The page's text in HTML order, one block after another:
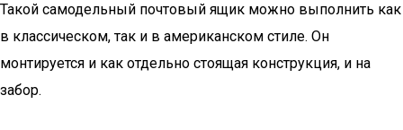
Такой самодельный почтовый ящик можно выполнить как
в классическом, так и в американском стиле. Он
монтируется и как отдельно стоящая конструкция, и на
забор.